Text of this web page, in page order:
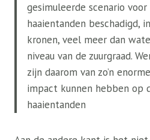
gesimuleerde scenario
haaientanden beschadigd,
kronen, veel meer dan
niveau van de zuurgraad.
zijn daarom van zo’n
impact kunnen hebben op
haaientanden